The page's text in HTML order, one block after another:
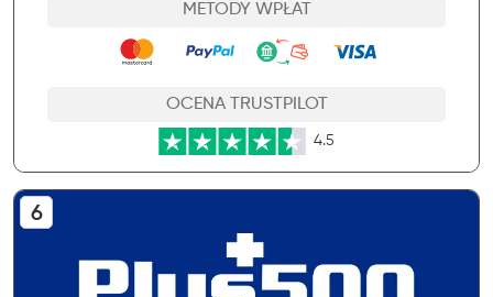
METODY WPŁAT
OCENA TRUSTPILOT
4.5